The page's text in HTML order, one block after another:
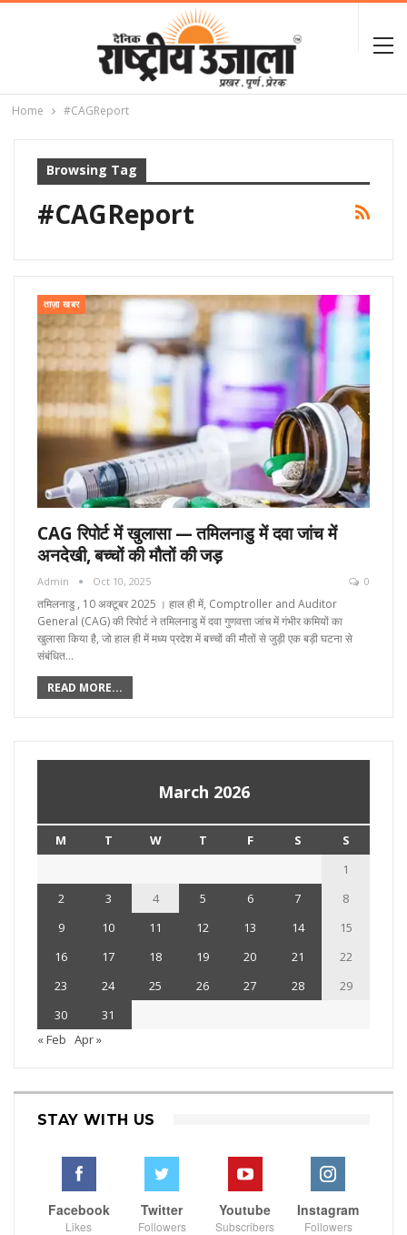
Home #CAGReport
Browsing Tag
#CAGReport
ताज़ा खबर
CAG रिपोर्ट में खुलासा — तमिलनाडु में दवा जांच में
अनदेखी, बच्चों की मौतों की जड़
Admin Oct 10, 2025 0
तमिलनाडु , 10 अक्टूबर 2025 । हाल ही में, Comptroller and Auditor
General (CAG) की रिपोर्ट ने तमिलनाडु में दवा गुणवत्ता जांच में गंभीर कमियों का
खुलासा किया है, जो हाल ही में मध्य प्रदेश में बच्चों की मौतों से जुड़ी एक बड़ी घटना से
संबंधित…
READ MORE...
March 2026
M T W T F S
S
1
2
3 4 5 6 7
8
9
10 11 12 13 14
15
16
17 18 19 20 21
22
23
24 25 26 27 28
29
30
31
« Feb Apr »
STAY WITH US
Facebook
Likes
Twitter
Followers
Youtube
Subscribers
Instagram
Followers